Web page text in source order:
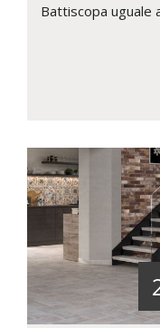
Battiscopa uguale